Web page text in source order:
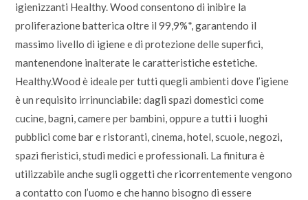
igienizzanti Healthy. Wood consentono di inibire la
proliferazione batterica oltre il 99,9%*, garantendo il
massimo livello di igiene e di protezione delle superfici,
mantenendone inalterate le caratteristiche estetiche.
Healthy.Wood è ideale per tutti quegli ambienti dove l’igiene
è un requisito irrinunciabile: dagli spazi domestici come
cucine, bagni, camere per bambini, oppure a tutti i luoghi
pubblici come bar e ristoranti, cinema, hotel, scuole, negozi,
spazi fieristici, studi medici e professionali. La finitura è
utilizzabile anche sugli oggetti che ricorrentemente vengono
a contatto con l’uomo e che hanno bisogno di essere